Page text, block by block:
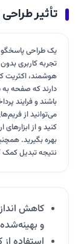
تأثیر
یک طراحی پاسخگو
تجربه کاربری
هوشمند، اکثریت
دارند که صفحه به
باشند و فرایند
می‌توانید از
بهره بگیرید.
نتیجه تبدیل کمک
کاهش
و بهینه‌شده